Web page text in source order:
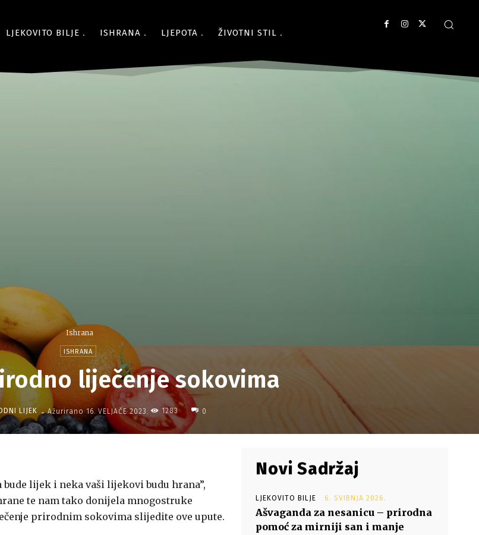
LJEKOVITO BILJE ISHRANA LJEPOTA ŽIVOTNI STIL
Ishrana
ISHRANA
liječenje sokovima
LIJEK - Ažurirano 16. VELJAČE 2023. 1283 0
lijek i neka vaši lijekovi budu hrana”,
te nam tako donijela mnogostruke
prirodnim sokovima slijedite ove upute.
Novi Sadržaj
LJEKOVITO BILJE 6. SVIBNJA 2026.
Ašvaganda za nesanicu – prirodna
pomoć za mirniji san i manje